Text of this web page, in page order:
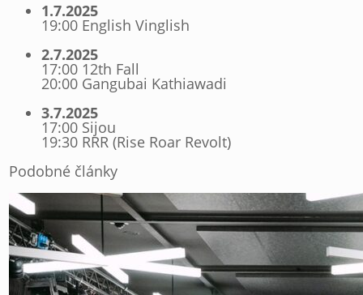
1.7.2025
19:00 English Vinglish
2.7.2025
17:00 12th Fall
20:00 Gangubai Kathiawadi
3.7.2025
17:00 Sijou
19:30 RRR (Rise Roar Revolt)
Podobné články